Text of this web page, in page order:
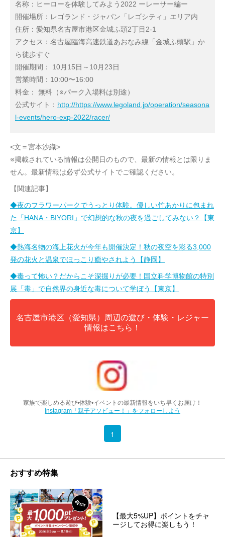
名称：ヒーローを体験してみよう2022 ーレーサー編ー
開催場所：レゴランド・ジャパン「レゴシティ」エリア内
住所：愛知県名古屋市港区金城ふ頭2丁目2-1
アクセス：名古屋臨海高速鉄道あおなみ線「金城ふ頭駅」か
ら徒歩すぐ
開催期間： 10月15日～10月23日
営業時間：10:00〜16:00
料金： 無料（※パーク入場料は別途）
公式サイト： http://https://www.legoland.jp/operation/seasona
l-events/hero-exp-2022/racer/
<文＝宮本沙織>
※掲載されている情報は公開日のもので、最新の情報とは限りま
せん。最新情報は必ず公式サイトでご確認ください。
【関連記事】
◆夜のフラワーパークでうっとり体験。優しい竹あかりに包まれ
た「HANA・BIYORI」で幻想的な秋の夜を過ごしてみない？【東
京】
◆熱海名物の海上花火が今年も開催決定！秋の夜空を彩る3,000
発の花火と温泉でほっこり癒やされよう【静岡】
◆毒って怖い？だからこそ深掘りが必要！国立科学博物館の特別
展「毒」で自然界の身近な毒について学ぼう【東京】
名古屋市港区（愛知県）周辺の遊び・体験・レジャー
情報はこちら！
家族で楽しめる遊び•体験•イベントの最新情報をいち早くお届け！
Instagram「親子アソビュー！」をフォローしよう
1
おすすめ特集
【最大5%UP】ポイントをチャ
ージしてお得に楽しもう！